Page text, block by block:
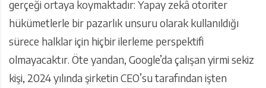
gerçeği ortaya koymaktadır: Yapay zekâ otoriter
hükümetlerle bir pazarlık unsuru olarak kullanıldığı
sürece halklar için hiçbir ilerleme perspektifi
olmayacaktır. Öte yandan, Google’da çalışan yirmi sekiz
kişi, 2024 yılında şirketin CEO’su tarafından işten